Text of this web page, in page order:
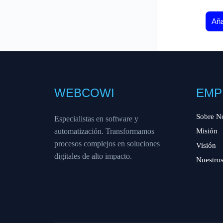
WEBCOWI
Especialistas en software y
automatización. Transformamos
procesos complejos en soluciones
digitales de alto impacto.
Sobre
Misión
Visión